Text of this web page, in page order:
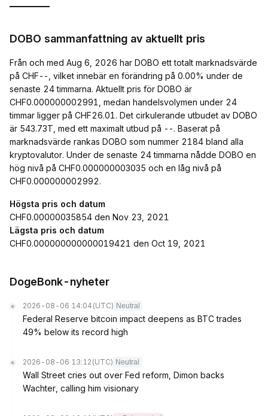
DOBO sammanfattning av aktuellt pris
Från och med Aug 6, 2026 har DOBO ett totalt marknadsvärde
på CHF--, vilket innebär en förändring på 0.00% under de
senaste 24 timmarna. Aktuellt pris för DOBO är
CHF0.000000002991, medan handelsvolymen under 24
timmar ligger på CHF26.01. Det cirkulerande utbudet av DOBO
är 543.73T, med ett maximalt utbud på --. Baserat på
marknadsvärde rankas DOBO som nummer 2184 bland alla
kryptovalutor. Under de senaste 24 timmarna nådde DOBO en
hög nivå på CHF0.000000003035 och en låg nivå på
CHF0.000000002992.
Högsta pris och datum
CHF0.00000035854 den Nov 23, 2021
Lägsta pris och datum
CHF0.000000000000019421 den Oct 19, 2021
DogeBonk-nyheter
2026-08-06 14:04 (UTC) Neutral
Federal Reserve bitcoin impact deepens as BTC trades
49% below its record high
2026-08-06 13:12 (UTC) Neutral
Wall Street cries out over Fed reform, Dimon backs
Wachter, calling him visionary